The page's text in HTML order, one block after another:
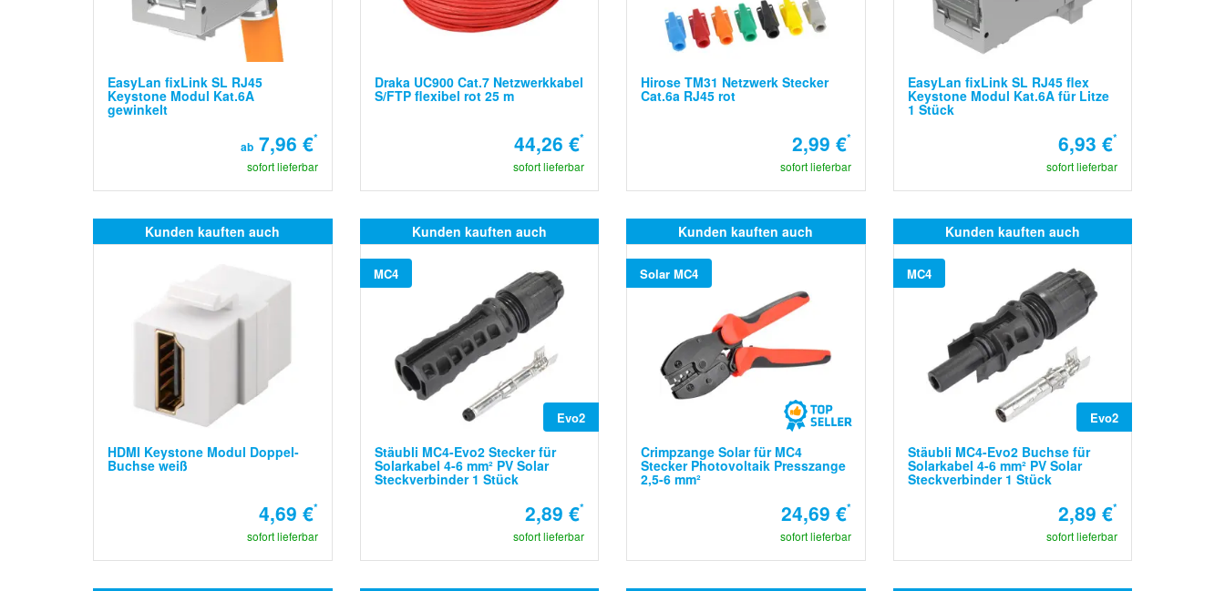
EasyLan fixLink SL RJ45
Keystone Modul Kat.6A
gewinkelt
ab7,96 €*
sofort lieferbar
Draka UC900 Cat.7 Netzwerkkabel
S/FTP flexibel rot 25 m
44,26 €*
sofort lieferbar
Hirose TM31 Netzwerk Stecker
Cat.6a RJ45 rot
2,99 €*
sofort lieferbar
EasyLan fixLink SL RJ45 flex
Keystone Modul Kat.6A für Litze
1 Stück
6,93 €*
sofort lieferbar
Kunden kauften auch
HDMI Keystone Modul Doppel-
Buchse weiß
4,69 €*
sofort lieferbar
Kunden kauften auch
MC4
Evo2
Stäubli MC4-Evo2 Stecker für
Solarkabel 4-6 mm² PV Solar
Steckverbinder 1 Stück
2,89 €*
sofort lieferbar
Kunden kauften auch
Solar MC4
Crimpzange Solar für MC4
Stecker Photovoltaik Presszange
2,5-6 mm²
24,69 €*
sofort lieferbar
Kunden kauften auch
MC4
Evo2
Stäubli MC4-Evo2 Buchse für
Solarkabel 4-6 mm² PV Solar
Steckverbinder 1 Stück
2,89 €*
sofort lieferbar